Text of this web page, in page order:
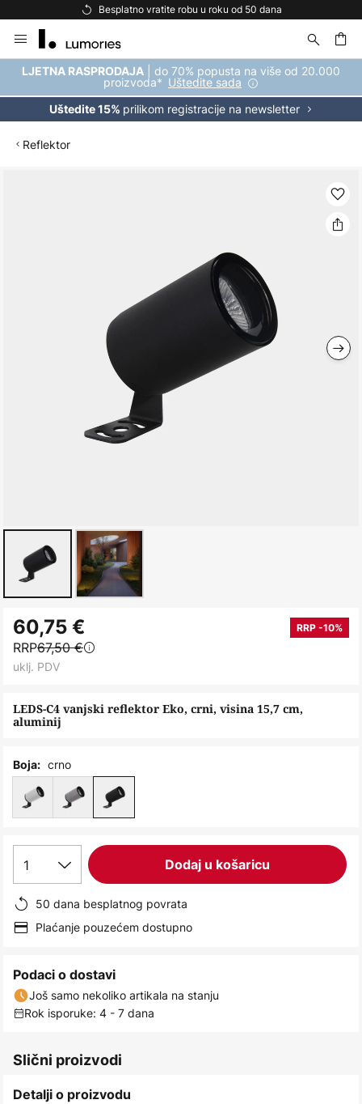
Besplatno vratite robu u roku od 50 dana
to
Content
LJETNA RASPRODAJA | do 70% popusta na više od 20.000
proizvoda* Uštedite sada
Uštedite 15% prilikom registracije na newsletter
Reflektor
to
the
beginning
the
images
LEDS-C4 vanjski reflektor Eko, crni, visina 15,7 cm,
aluminij
60,75 € RRP -10%
RRP67,50 €
uklj. PDV
Boja: crno
1 Dodaj u košaricu
50 dana besplatnog povrata
Plaćanje pouzećem dostupno
Podaci o dostavi
Još samo nekoliko artikala na stanju
Rok isporuke: 4 - 7 dana
Slični proizvodi
Detalji o proizvodu